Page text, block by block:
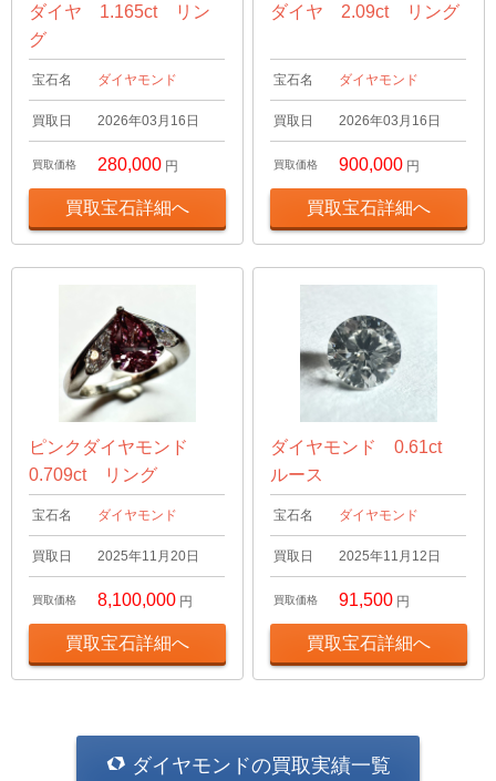
ダイヤ 1.165ct リン
グ
宝石名 ダイヤモンド
買取日 2026年03月16日
買取価格 280,000 円
買取宝石詳細へ
ダイヤ 2.09ct リング
宝石名 ダイヤモンド
買取日 2026年03月16日
買取価格 900,000 円
買取宝石詳細へ
ピンクダイヤモンド
0.709ct リング
宝石名 ダイヤモンド
買取日 2025年11月20日
買取価格 8,100,000 円
買取宝石詳細へ
ダイヤモンド 0.61ct
ルース
宝石名 ダイヤモンド
買取日 2025年11月12日
買取価格 91,500 円
買取宝石詳細へ
ダイヤモンドの買取実績一覧